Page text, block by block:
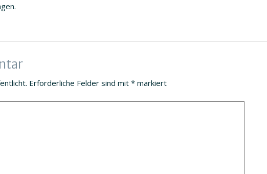
Erforderliche Felder sind mit * markiert